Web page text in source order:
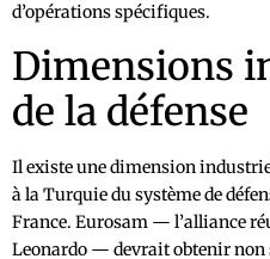
d’opérations spécifiques.
Dimensions
de la défense
Il existe une dimension
à la Turquie du système de
France. Eurosam — l’alliance
Leonardo — devrait obtenir non